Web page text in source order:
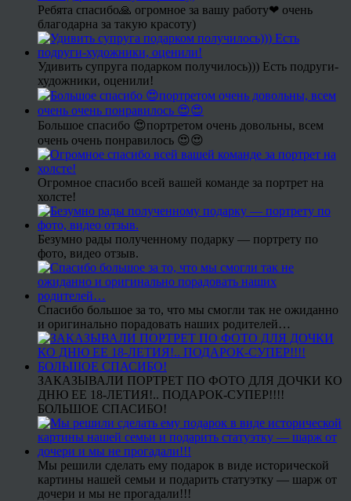
Ребята спасибо🙏 огромное за вашу работу❤ очень
благодарна за такую красоту)
Удивить супруга подарком получилось))) Есть подруги-
художники, оценили!
Большое спасибо 😍портретом очень довольны, всем
очень очень понравилось 😍😍
Огромное спасибо всей вашей команде за портрет на
холсте!
Безумно рады полученному подарку — портрету по
фото, видео отзыв.
Спасибо большое за то, что мы смогли так не ожиданно
и оригинально порадовать наших родителей…
ЗАКАЗЫВАЛИ ПОРТРЕТ ПО ФОТО ДЛЯ ДОЧКИ КО
ДНЮ ЕЕ 18-ЛЕТИЯ!.. ПОДАРОК-СУПЕР!!!!
БОЛЬШОЕ СПАСИБО!
Мы решили сделать ему подарок в виде исторической
картины нашей семьи и подарить статуэтку — шарж от
дочери и мы не прогадали!!!